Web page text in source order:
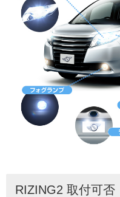
RIZING2 取付可否